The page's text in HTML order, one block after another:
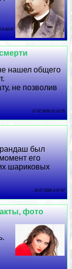
6:42:47
нашел общего
не позволив
17 07 2026 21:12:35
был
его
шариковых
16 07 2026 2:47:57
фото